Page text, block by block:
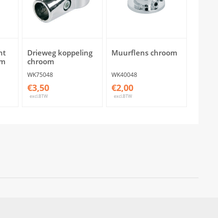
Drieweg koppeling
chroom
WK75048
€3,50
excl.BTW
Muurflens chroom
WK40048
€2,00
excl.BTW